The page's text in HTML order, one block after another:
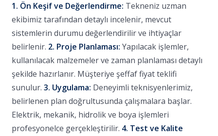
1. Ön Keşif ve Değerlendirme: Tekneniz uzman
ekibimiz tarafından detaylı incelenir, mevcut
sistemlerin durumu değerlendirilir ve ihtiyaçlar
belirlenir. 2. Proje Planlaması: Yapılacak işlemler,
kullanılacak malzemeler ve zaman planlaması detaylı
şekilde hazırlanır. Müşteriye şeffaf fiyat teklifi
sunulur. 3. Uygulama: Deneyimli teknisyenlerimiz,
belirlenen plan doğrultusunda çalışmalara başlar.
Elektrik, mekanik, hidrolik ve boya işlemleri
profesyonelce gerçekleştirilir. 4. Test ve Kalite